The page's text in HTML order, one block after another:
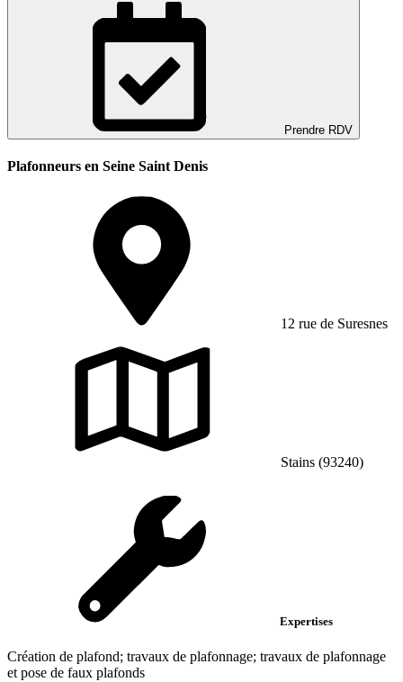
Prendre RDV
Plafonneurs en Seine Saint Denis
12 rue de Suresnes
Stains (93240)
Expertises
Création de plafond; travaux de plafonnage; travaux de plafonnage
et pose de faux plafonds